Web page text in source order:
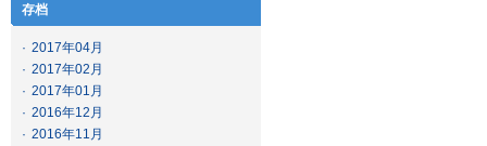
存档
· 2017年04月
· 2017年02月
· 2017年01月
· 2016年12月
· 2016年11月